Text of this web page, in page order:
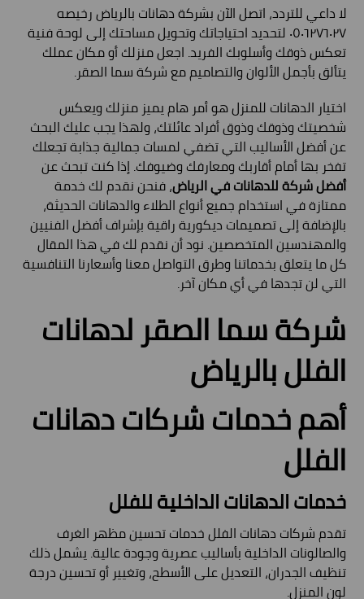
لا داعي للتردد، اتصل الآن بشركة دهانات بالرياض رخيصه
٠٥٠٦٢٧٦٠٢٧ لتحديد احتياجاتك وتحويل مساحتك إلى لوحة فنية
تعكس ذوقك وأسلوبك الفريد. اجعل منزلك أو مكان عملك
يتألق بأجمل الألوان والتصاميم مع شركة سما الصقر.
اختيار الدهانات للمنزل هو أمر هام يميز منزلك ويعكس
شخصيتك وذوقك وذوق أفراد عائلتك، ولهذا يجب عليك البحث
عن أفضل الأساليب التي تضفي لمسات جمالية جذابة تجعلك
تفخر بها أمام أقاربك ومعارفك وضيوفك. إذا كنت تبحث عن
أفضل شركة للدهانات في الرياض، فنحن نقدم لك خدمة
ممتازة في استخدام جميع أنواع الطلاء والدهانات الحديثة،
بالإضافة إلى تصميمات ديكورية راقية بإشراف أفضل الفنيين
والمهندسين المتخصصين. نود أن نقدم لك في هذا المقال
كل ما يتعلق بخدماتنا وطرق التواصل معنا وأسعارنا التنافسية
التي لن تجدها في أي مكان آخر.
شركة سما الصقر لدهانات
الفلل بالرياض
أهم خدمات شركات دهانات
الفلل
خدمات الدهانات الداخلية للفلل
تقدم شركات دهانات الفلل خدمات تحسين مظهر الغرف
والصالونات الداخلية بأساليب عصرية وجودة عالية. يشمل ذلك
تنظيف الجدران، التعديل على الأسطح، وتغيير أو تحسين درجة
لون المنزل.